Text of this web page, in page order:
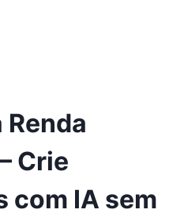
Renda
Crie
com IA sem